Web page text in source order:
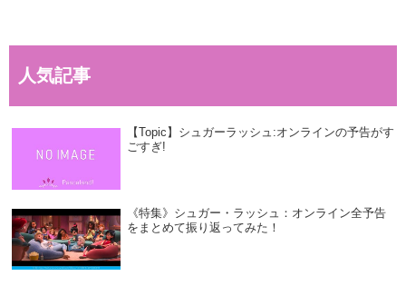
人気記事
【Topic】シュガーラッシュ:オンラインの予告がす
ごすぎ!
《特集》シュガー・ラッシュ：オンライン全予告
をまとめて振り返ってみた！